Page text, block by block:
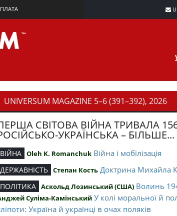
UNIVERSUM MAGAZINE 5–6 (391–392), 2026
СВІТОВА ВІЙНА ТРИВАЛА
УКРАЇНСЬКА – БІЛЬШЕ...
ВІЙНА Oleh K. Romanchuk Війна і мобілізація
ДЕРЖАВНІСТЬ Степан Кость Доктрина Михайла
ПОЛІТИКА Аскольд Лозинський (США) Волинь
Суліма-Камінський У колі моральної й
Україна й українці в очах поляків